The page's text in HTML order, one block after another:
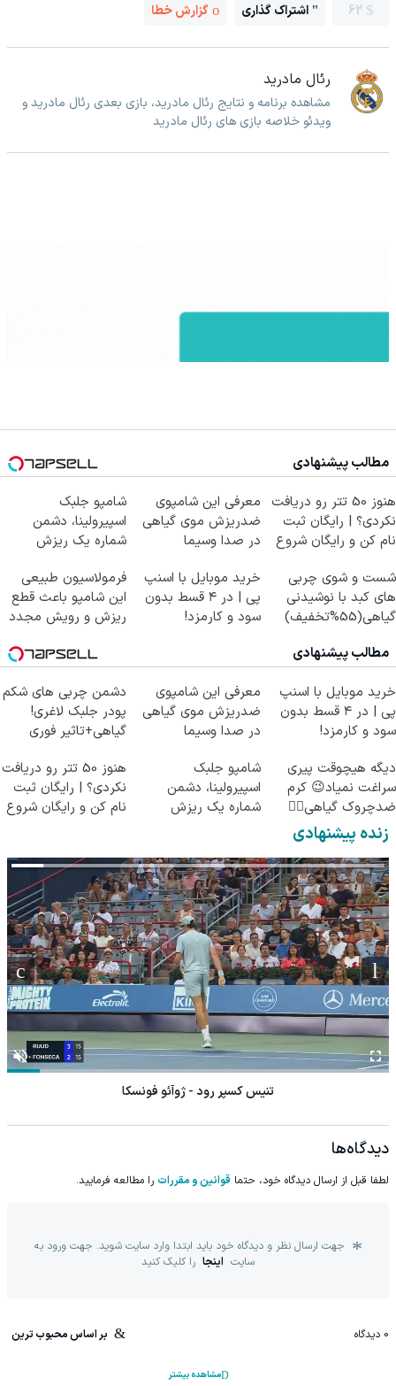
62 اشتراک گذاری گزارش خطا
رئال مادرید
مشاهده برنامه و نتایج رئال مادرید، بازی بعدی رئال مادرید و
ویدئو خلاصه بازی های رئال مادرید
مطالب پیشنهادی
هنوز 50 تتر رو دریافت
نکردی؟ | رایگان ثبت
نام کن و رایگان شروع
معرفی این شامپوی
ضدریزش موی گیاهی
در صدا وسیما
شامپو جلبک
اسپیرولینا، دشمن
شماره یک ریزش
شست و شوی چربی
های کبد با نوشیدنی
گیاهی(55%تخفیف)
خرید موبایل با اسنپ
پی | در ۴ قسط بدون
سود و کارمزد!
فرمولاسیون طبیعی
این شامپو باعث قطع
ریزش و رویش مجدد
مطالب پیشنهادی
خرید موبایل با اسنپ
پی | در ۴ قسط بدون
سود و کارمزد!
معرفی این شامپوی
ضدریزش موی گیاهی
در صدا وسیما
دشمن چربی های شکم
پودر جلبک لاغری!
گیاهی+تاثیر فوری
دیگه هیچوقت پیری
سراغت نمیاد😉 کرم
ضدچروک گیاهی👈🏻
45%تخفیف
شامپو جلبک
اسپیرولینا، دشمن
شماره یک ریزش
هنوز 50 تتر رو دریافت
نکردی؟ | رایگان ثبت
نام کن و رایگان شروع
زنده پیشنهادی
تنیس کسپر رود - ژوآئو فونسکا
دیدگاه‌ها
لطفا قبل از ارسال دیدگاه خود، حتما قوانین و مقررات را مطالعه فرمایید.
جهت ارسال نظر و دیدگاه خود باید ابتدا وارد سایت شوید. جهت ورود به
سایت اینجا را کلیک کنید
0 دیدگاه بر اساس محبوب ترین
مشاهده بیشتر